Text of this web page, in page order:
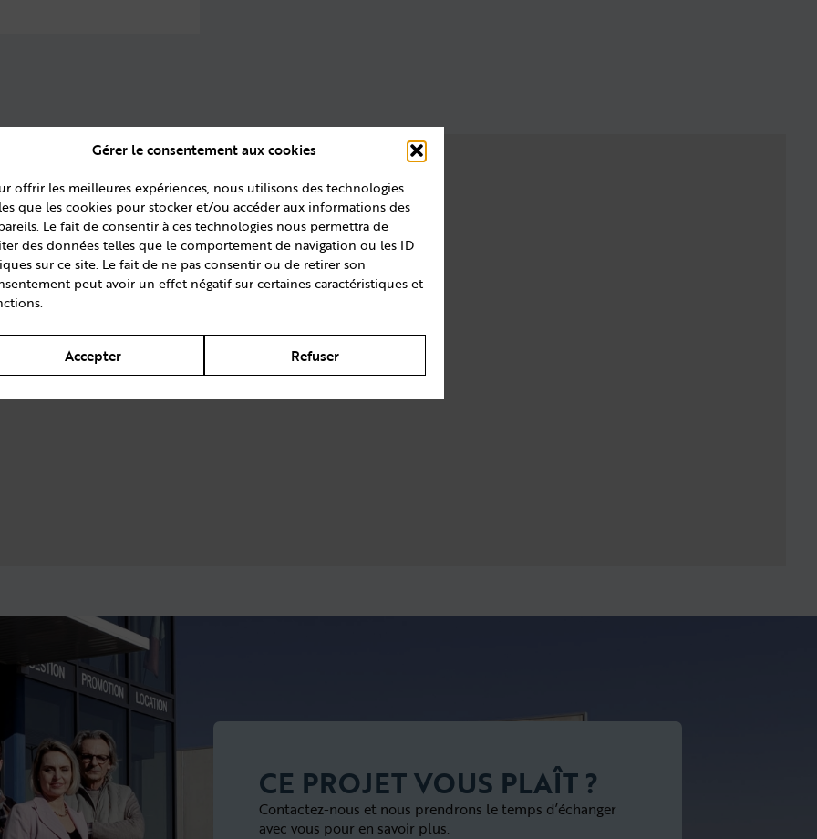
Gérer le consentement aux cookies
offrir les meilleures expériences, nous utilisons des technologies
que les cookies pour stocker et/ou accéder aux informations des
Le fait de consentir à ces technologies nous permettra de
des données telles que le comportement de navigation ou les ID
sur ce site. Le fait de ne pas consentir ou de retirer son
peut avoir un effet négatif sur certaines caractéristiques et
Accepter Refuser
CE PROJET VOUS PLAÎT ?
Contactez-nous et nous prendrons le temps d’échanger
avec vous pour en savoir plus.